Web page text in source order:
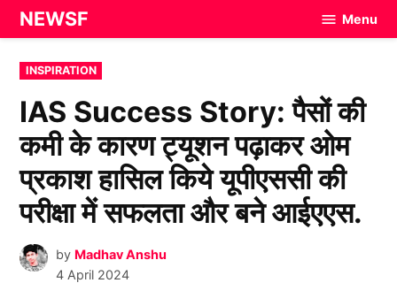
Skip
to
content
NEWSF Menu
POSTED
IN
INSPIRATION
IAS Success Story: पैसों की
कमी के कारण ट्यूशन पढ़ाकर ओम
प्रकाश हासिल किये यूपीएससी की
परीक्षा में सफलता और बने आईएएस.
by Madhav Anshu
4 April 2024